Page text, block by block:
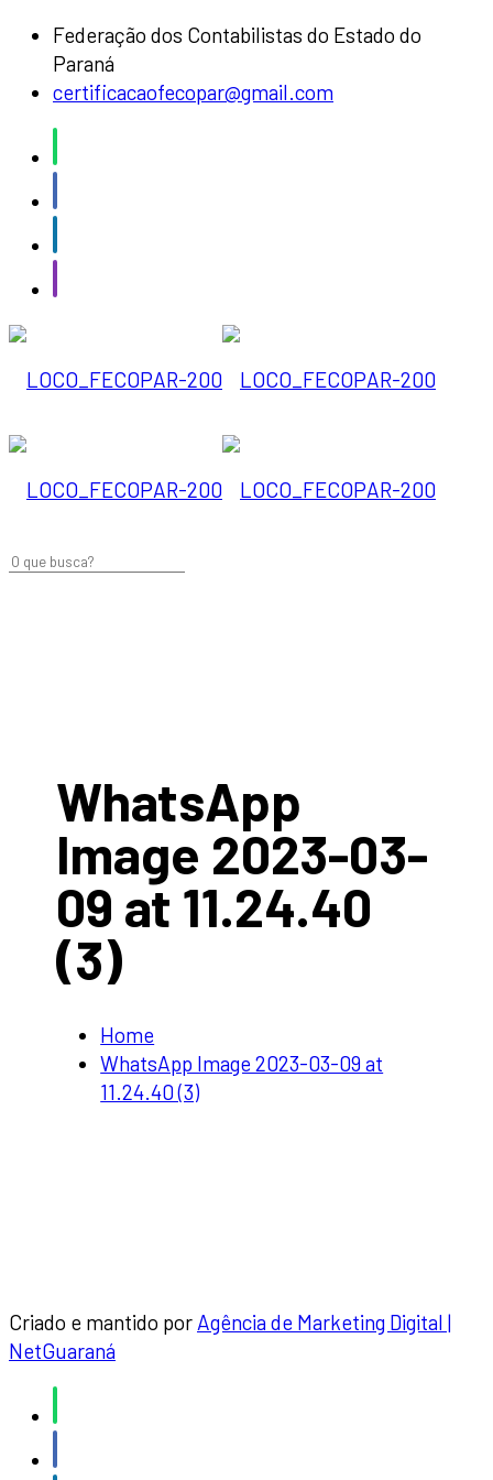
Federação dos Contabilistas do Estado do
Paraná
certificacaofecopar@gmail.com
WhatsApp
Image 2023-03-
09 at 11.24.40
(3)
Home
WhatsApp Image 2023-03-09 at
11.24.40 (3)
Criado e mantido por Agência de Marketing Digital |
NetGuaraná